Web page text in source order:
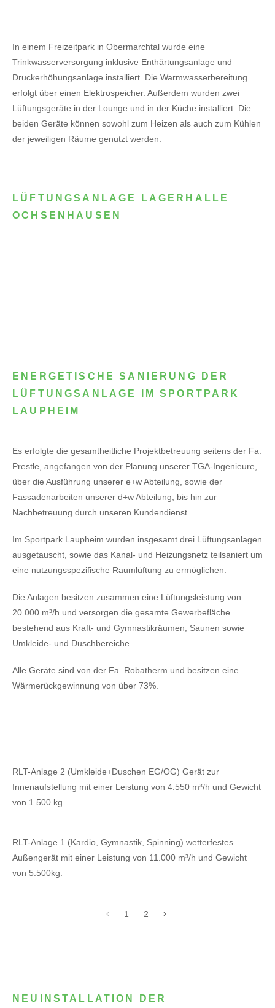
In einem Freizeitpark in Obermarchtal wurde eine
Trinkwasserversorgung inklusive Enthärtungsanlage und
Druckerhöhungsanlage installiert. Die Warmwasserbereitung
erfolgt über einen Elektrospeicher. Außerdem wurden zwei
Lüftungsgeräte in der Lounge und in der Küche installiert. Die
beiden Geräte können sowohl zum Heizen als auch zum Kühlen
der jeweiligen Räume genutzt werden.
LÜFTUNGSANLAGE LAGERHALLE
OCHSENHAUSEN
ENERGETISCHE SANIERUNG DER
LÜFTUNGSANLAGE IM SPORTPARK
LAUPHEIM
Es erfolgte die gesamtheitliche Projektbetreuung seitens der Fa.
Prestle, angefangen von der Planung unserer TGA-Ingenieure,
über die Ausführung unserer e+w Abteilung, sowie der
Fassadenarbeiten unserer d+w Abteilung, bis hin zur
Nachbetreuung durch unseren Kundendienst.
Im Sportpark Laupheim wurden insgesamt drei Lüftungsanlagen
ausgetauscht, sowie das Kanal- und Heizungsnetz teilsaniert um
eine nutzungsspezifische Raumlüftung zu ermöglichen.
Die Anlagen besitzen zusammen eine Lüftungsleistung von
20.000 m³/h und versorgen die gesamte Gewerbefläche
bestehend aus Kraft- und Gymnastikräumen, Saunen sowie
Umkleide- und Duschbereiche.
Alle Geräte sind von der Fa. Robatherm und besitzen eine
Wärmerückgewinnung von über 73%.
RLT-Anlage 2 (Umkleide+Duschen EG/OG) Gerät zur
Innenaufstellung mit einer Leistung von 4.550 m³/h und Gewicht
von 1.500 kg
RLT-Anlage 1 (Kardio, Gymnastik, Spinning) wetterfestes
Außengerät mit einer Leistung von 11.000 m³/h und Gewicht
von 5.500kg.
1 2
NEUINSTALLATION DER